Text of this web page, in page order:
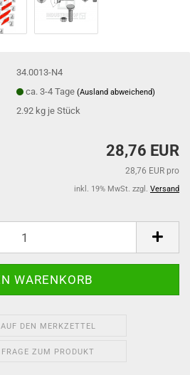
34.0013-N4
ca. 3-4 Tage(Ausland abweichend)
2.92 kg je Stück
28,76 EUR
28,76 EUR pro
inkl. 19% MwSt. zzgl. Versand
AUF DEN MERKZETTEL
FRAGE ZUM PRODUKT